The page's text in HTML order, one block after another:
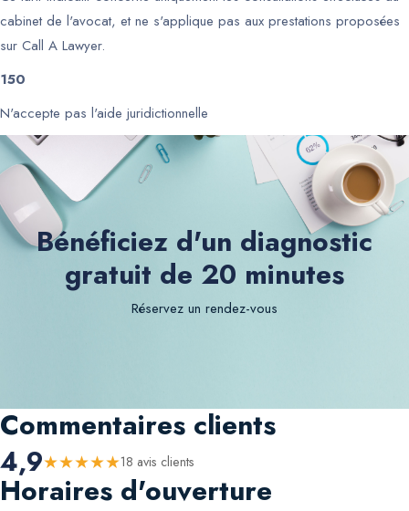
cabinet de l'avocat, et ne s'applique pas aux prestations proposées
sur Call A Lawyer.
150
N'accepte pas l'aide juridictionnelle
Bénéficiez d'un diagnostic
gratuit de 20 minutes
Réservez un rendez-vous
Commentaires clients
4,9★★★★★18 avis clients
Horaires d'ouverture